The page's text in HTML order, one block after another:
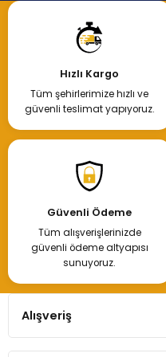
Hızlı Kargo
Tüm şehirlerimize hızlı ve
güvenli teslimat yapıyoruz.
Güvenli Ödeme
Tüm alışverişlerinizde
güvenli ödeme altyapısı
sunuyoruz.
Alışveriş